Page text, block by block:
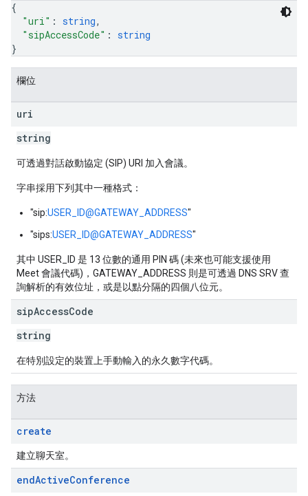
{
"uri" : string,
"sipAccessCode" : string
}
欄位
uri
string
可透過對話啟動協定 (SIP) URI 加入會議。
字串採用下列其中一種格式：
"sip:USER_ID@GATEWAY_ADDRESS"
"sips:USER_ID@GATEWAY_ADDRESS"
其中 USER_ID 是 13 位數的通用 PIN 碼 (未來也可能支援使用
Meet 會議代碼)，GATEWAY_ADDRESS 則是可透過 DNS SRV 查
詢解析的有效位址，或是以點分隔的四個八位元。
sipAccessCode
string
在特別設定的裝置上手動輸入的永久數字代碼。
方法
create
建立聊天室。
endActiveConference